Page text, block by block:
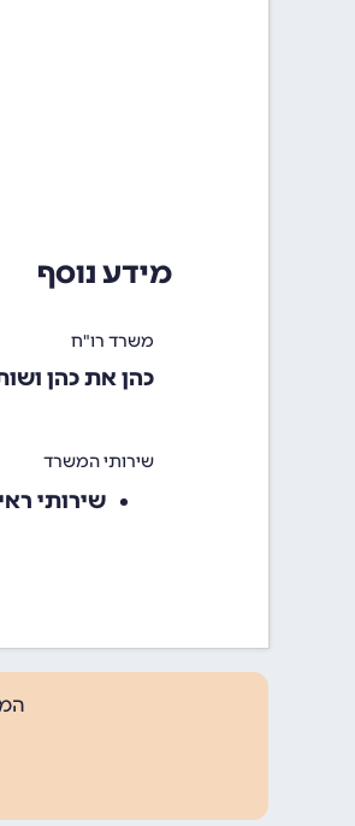
מידע נוסף
משרד רו"ח
כהן את כהן
שירותי המשרד
שירותי